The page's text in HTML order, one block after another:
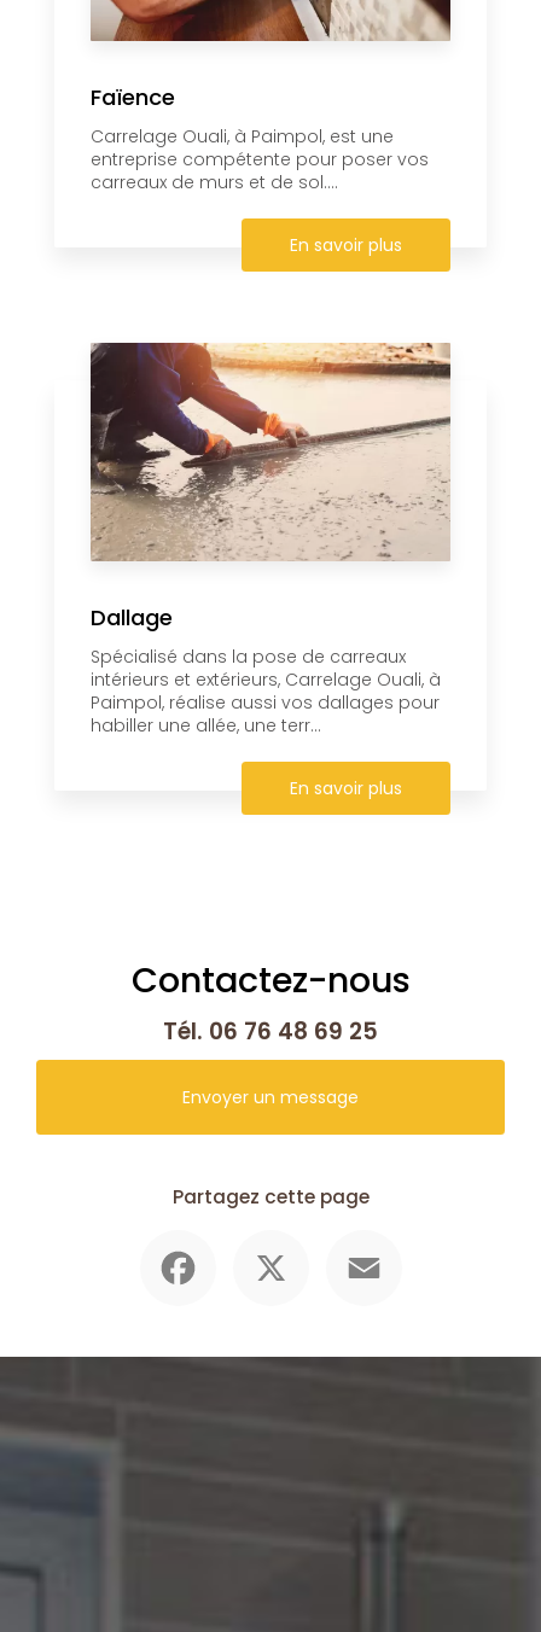
Faïence
Carrelage Ouali, à Paimpol, est une
entreprise compétente pour poser vos
carreaux de murs et de sol....
En savoir plus
Dallage
Spécialisé dans la pose de carreaux
intérieurs et extérieurs, Carrelage Ouali, à
Paimpol, réalise aussi vos dallages pour
habiller une allée, une terr...
En savoir plus
Contactez-nous
Tél. 06 76 48 69 25
Envoyer un message
Partagez cette page